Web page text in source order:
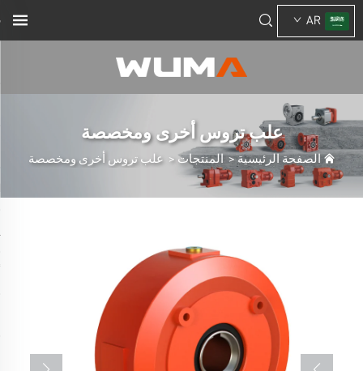
AR
علب تروس أخرى ومخصصة
الصفحة الرئيسية> المنتجات > علب تروس أخرى ومخصصة